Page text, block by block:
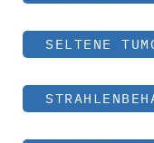
SELTENE